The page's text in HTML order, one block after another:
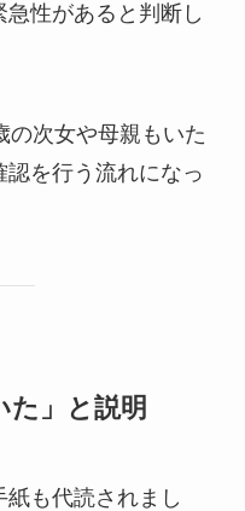
性があると判断し
の次女や母親もいた
認を行う流れになっ
た」と説明
も代読されまし